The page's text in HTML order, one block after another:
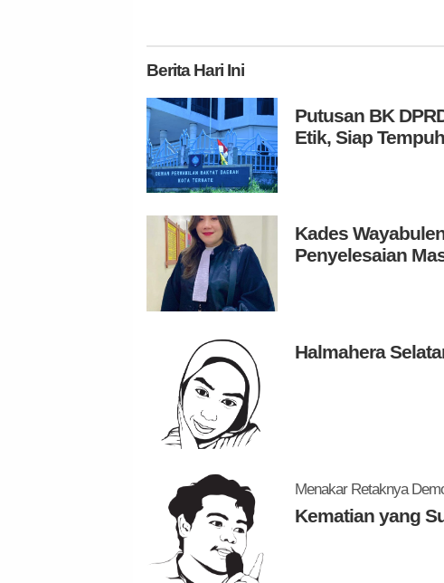
BeritaHari Ini
Putusan BK
Etik, Siap
Kades
Penyelesaian
Halmahera
Menakar Retaknya
Kematian yang